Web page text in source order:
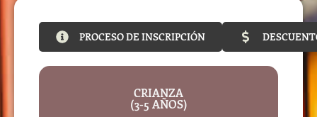
PROCESO DE INSCRIPCIÓN
CRIANZA
(3-5 AÑOS)